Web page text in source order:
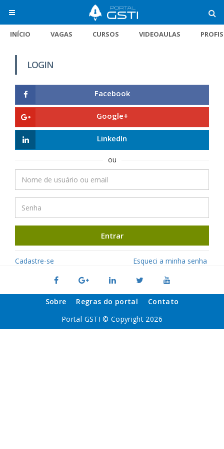
INÍCIO VAGAS CURSOS VIDEOAULAS
LOGIN
Facebook
Google+
LinkedIn
ou
Entrar
Cadastre-se Esqueci a minha senha
Sobre Regras do portal
Contato
Portal GSTI © Copyright 2026